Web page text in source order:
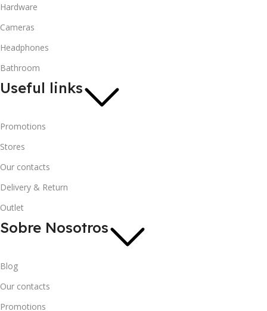
Hardware
Cameras
Headphones
Bathroom
Useful links
Promotions
Stores
Our contacts
Delivery & Return
Outlet
Sobre Nosotros
Blog
Our contacts
Promotions